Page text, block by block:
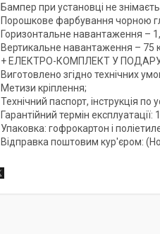
Бампер при установці не
Порошкове фарбування чорною
Горизонтальне навантаження –
Вертикальне навантаження – 75
+ ЕЛЕКТРО-КОМПЛЕКТ У
Виготовлено згідно технічних
Метизи кріплення;
Технічний паспорт, інструкція по
Гарантійний термін експлуатації: 1
Упаковка: гофрокартон і
Відправка поштовим кур'єром: